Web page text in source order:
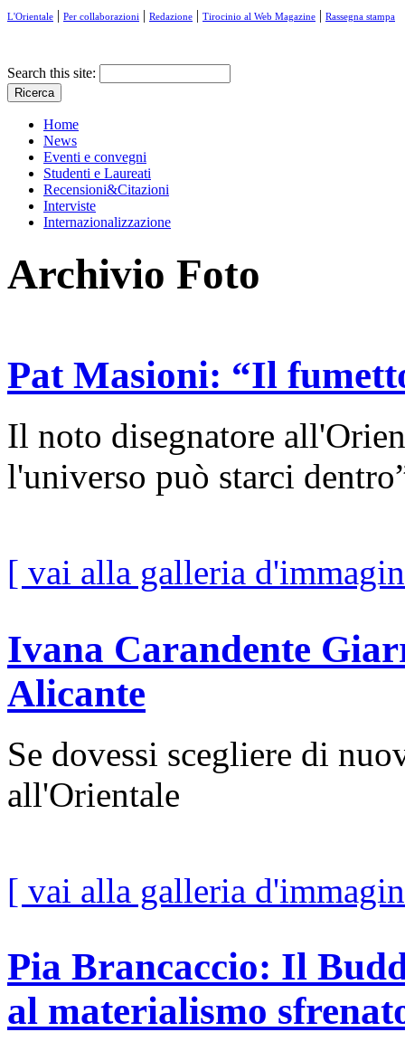
L'Orientale | Per collaborazioni | Redazione | Tirocinio al Web Magazine | Rassegna stampa
Search this site:
Home
News
Eventi e convegni
Studenti e Laureati
Recensioni&Citazioni
Interviste
Internazionalizzazione
Archivio Foto
Pat Masioni: “Il
Il noto disegnatore
l'universo può starci
[ vai alla galleria
Ivana Carandente
Alicante
Se dovessi scegliere di
all'Orientale
[ vai alla galleria
Pia Brancaccio: Il
al materialismo